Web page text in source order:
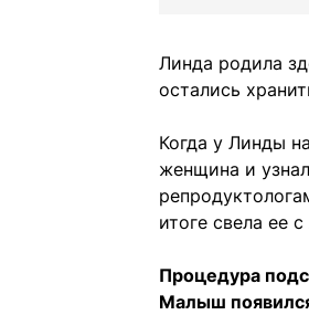
Линда родила
остались
Когда у Линды
женщина и
итоге свела ее
Процедура
Малыш